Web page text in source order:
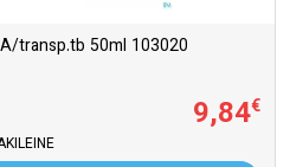
transp.tb 50ml 103020
9,84€